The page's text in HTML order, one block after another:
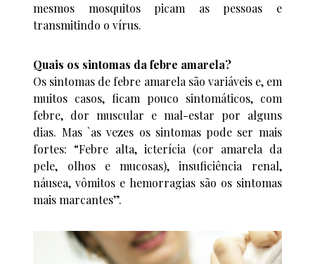
mesmos mosquitos picam as pessoas e
transmitindo o vírus.
Quais os sintomas da febre amarela?
Os sintomas de febre amarela são variáveis e, em
muitos casos, ficam pouco sintomáticos, com
febre, dor muscular e mal-estar por alguns
dias. Mas `as vezes os sintomas pode ser mais
fortes: “Febre alta, icterícia (cor amarela da
pele, olhos e mucosas), insuficiência renal,
náusea, vômitos e hemorragias são os sintomas
mais marcantes”.